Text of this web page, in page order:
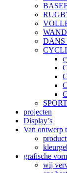
DANS
projecten
Display’s
Van ontwerp
grafische
wij